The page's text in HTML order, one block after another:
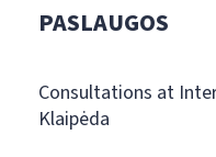
PASLAUGOS
Consultations at
Klaipėda